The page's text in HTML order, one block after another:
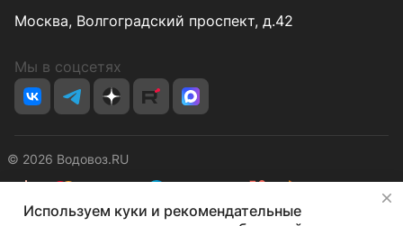
Москва, Волгоградский проспект, д.42
Мы в соцсетях
© 2026 Водовоз.RU
КонфиденциальностьОферта
Используем куки и рекомендательные